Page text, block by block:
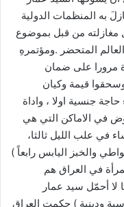
به المنظمات الدولية
مغازلته من قبل بموضوع
المتحضر .ومؤتمرهِ
مرورا على ضمان
قيمة وكيان
جنسية اولا ، واداة
في الاماكن التي هي
في علب الليل ثالثا،
والخبز اليابس رابعاً )
في العراق هم
لا أحمّل سيد عمار
ودينية ) حكمت العراق